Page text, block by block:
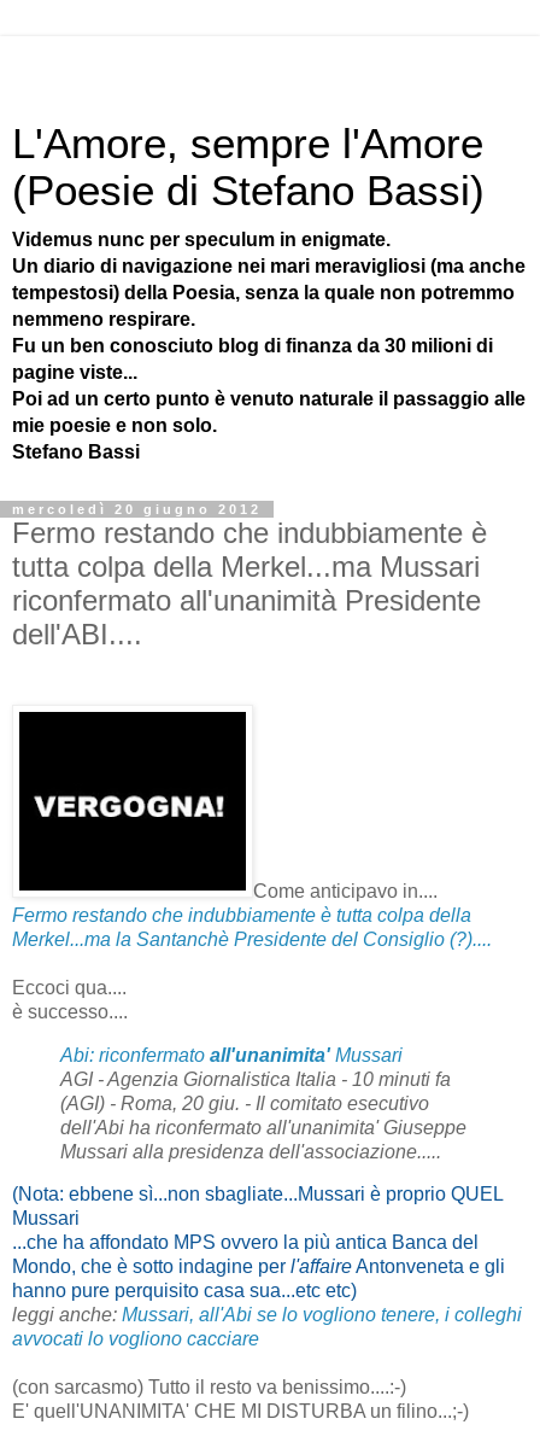
L'Amore, sempre l'Amore
(Poesie di Stefano Bassi)
Videmus nunc per speculum in enigmate.
Un diario di navigazione nei mari meravigliosi (ma anche
tempestosi) della Poesia, senza la quale non potremmo
nemmeno respirare.
Fu un ben conosciuto blog di finanza da 30 milioni di
pagine viste...
Poi ad un certo punto è venuto naturale il passaggio alle
mie poesie e non solo.
Stefano Bassi
mercoledì 20 giugno 2012
Fermo restando che indubbiamente è
tutta colpa della Merkel...ma Mussari
riconfermato all'unanimità Presidente
dell'ABI....
Come anticipavo in....
Fermo restando che indubbiamente è tutta colpa della
Merkel...ma la Santanchè Presidente del Consiglio (?)....
Eccoci qua....
è successo....
Abi: riconfermato all'unanimita'Mussari
AGI - Agenzia Giornalistica Italia‎ - 10 minuti fa
(AGI) - Roma, 20 giu. - Il comitato esecutivo
dell'Abi ha riconfermato all'unanimita' Giuseppe
Mussari alla presidenza dell'associazione.....
(Nota: ebbene sì...non sbagliate...Mussari è proprio QUEL
Mussari
...che ha affondato MPS ovvero la più antica Banca del
Mondo, che è sotto indagine per l'affaireAntonveneta e gli
hanno pure perquisito casa sua...etc etc)
leggi anche: Mussari, all'Abi se lo vogliono tenere, i colleghi
avvocati lo vogliono cacciare
(con sarcasmo) Tutto il resto va benissimo....:-)
E' quell'UNANIMITA' CHE MI DISTURBA un filino...;-)